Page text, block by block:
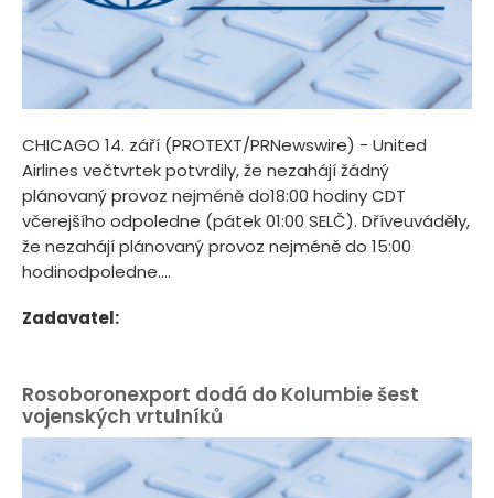
CHICAGO 14. září (PROTEXT/PRNewswire) - United
Airlines večtvrtek potvrdily, že nezahájí žádný
plánovaný provoz nejméně do18:00 hodiny CDT
včerejšího odpoledne (pátek 01:00 SELČ). Dříveuváděly,
že nezahájí plánovaný provoz nejméně do 15:00
hodinodpoledne....
Zadavatel:
Rosoboronexport dodá do Kolumbie šest
vojenských vrtulníků